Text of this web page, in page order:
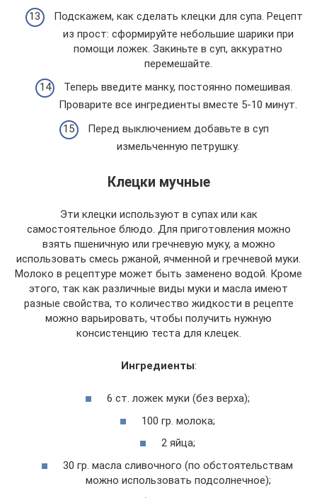
Подскажем, как сделать клецки для супа. Рецепт
из прост: сформируйте небольшие шарики при
помощи ложек. Закиньте в суп, аккуратно
перемешайте.
Теперь введите манку, постоянно помешивая.
Проварите все ингредиенты вместе 5-10 минут.
Перед выключением добавьте в суп
измельченную петрушку.
Клецки мучные
Эти клецки используют в супах или как
самостоятельное блюдо. Для приготовления можно
взять пшеничную или гречневую муку, а можно
использовать смесь ржаной, ячменной и гречневой муки.
Молоко в рецептуре может быть заменено водой. Кроме
этого, так как различные виды муки и масла имеют
разные свойства, то количество жидкости в рецепте
можно варьировать, чтобы получить нужную
консистенцию теста для клецек.
Ингредиенты:
6 ст. ложек муки (без верха);
100 гр. молока;
2 яйца;
30 гр. масла сливочного (по обстоятельствам
можно использовать подсолнечное);